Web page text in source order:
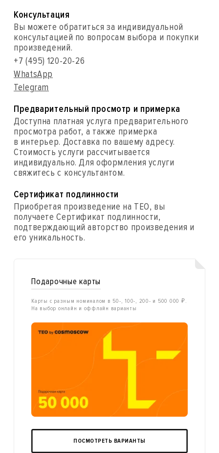
Консультация
Вы можете обратиться за индивидуальной
консультацией по вопросам выбора и покупки
произведений.
+7 (495) 120-20-26
WhatsApp
Telegram
Предварительный просмотр и примерка
Доступна платная услуга предварительного
просмотра работ, а также примерка
в интерьер. Доставка по вашему адресу.
Стоимость услуги рассчитывается
индивидуально. Для оформления услуги
свяжитесь с консультантом.
Сертификат подлинности
Приобретая произведение на ТЕО, вы
получаете Сертификат подлинности,
подтверждающий авторство произведения и
его уникальность.
Подарочные карты
Карты с разным номиналом в 50-, 100-, 200- и 500 000 ₽.
На выбор онлайн и оффлайн варианты
ПОСМОТРЕТЬ ВАРИАНТЫ